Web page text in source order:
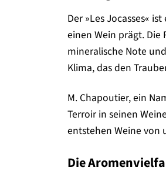
Der »Les Jocasses«
einen Wein prägt.
mineralische Note
Klima, das den
M. Chapoutier, ein
Terroir in seinen
entstehen Weine von
Die